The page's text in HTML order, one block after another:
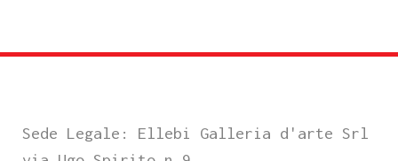
Sede Legale: Ellebi Galleria d'arte Srl